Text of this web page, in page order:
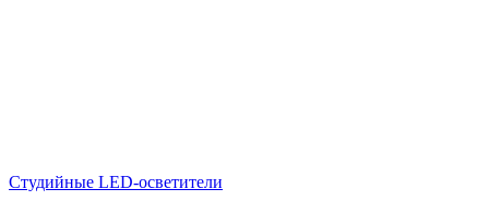
Студийные LED-осветители